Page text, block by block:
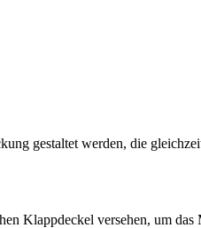
gestaltet werden, die
Klappdeckel versehen, um